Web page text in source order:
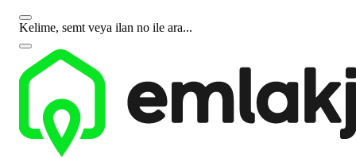
Kelime, semt veya ilan no ile ara...